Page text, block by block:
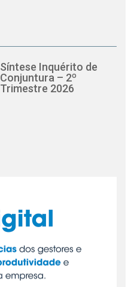
Síntese Inquérito de
Conjuntura – 2º
Trimestre 2026